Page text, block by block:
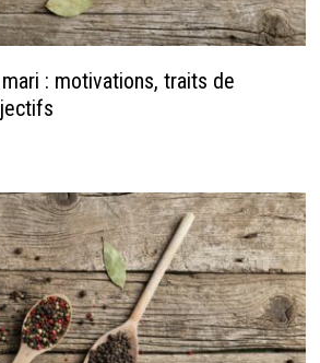
mari : motivations, traits de